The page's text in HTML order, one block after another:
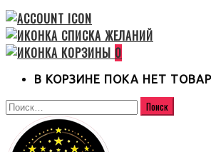
0
В КОРЗИНЕ ПОКА НЕТ